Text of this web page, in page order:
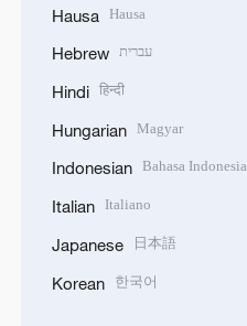
Hausa Hausa
Hebrew עברית
Hindi हिन्दी
Hungarian Magyar
Indonesian Bahasa Indonesia
Italian Italiano
Japanese 日本語
Korean 한국어